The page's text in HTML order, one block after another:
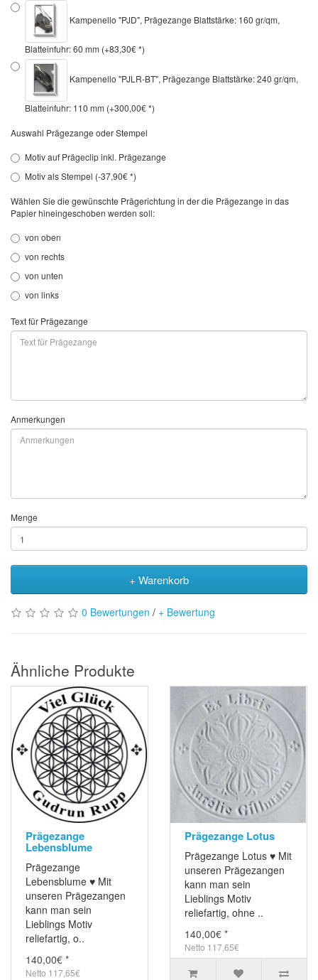
Kampenello "PJD", Prägezange Blattstärke: 160 gr/qm,
Blatteinfuhr: 60 mm (+83,30€ *)
Kampenello "PJLR-BT", Prägezange Blattstärke: 240 gr/qm,
Blatteinfuhr: 110 mm (+300,00€ *)
Auswahl Prägezange oder Stempel
Motiv auf Prägeclip inkl. Prägezange
Motiv als Stempel (-37,90€ *)
Wählen Sie die gewünschte Prägerichtung in der die Prägezange in das
Papier hineingeschoben werden soll:
von oben
von rechts
von unten
von links
Text für Prägezange
Anmerkungen
Menge
+ Warenkorb
0 Bewertungen / + Bewertung
Ähnliche Produkte
Prägezange
Lebensblume
Prägezange
Lebensblume ♥ Mit
unseren Prägezangen
kann man sein
Lieblings Motiv
reliefartig, o..
140,00€ *
Netto 117,65€
Prägezange Lotus
Prägezange Lotus ♥ Mit
unseren Prägezangen
kann man sein
Lieblings Motiv
reliefartig, ohne ..
140,00€ *
Netto 117,65€